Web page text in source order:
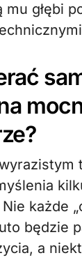
mu głębi
każde
będzie
a